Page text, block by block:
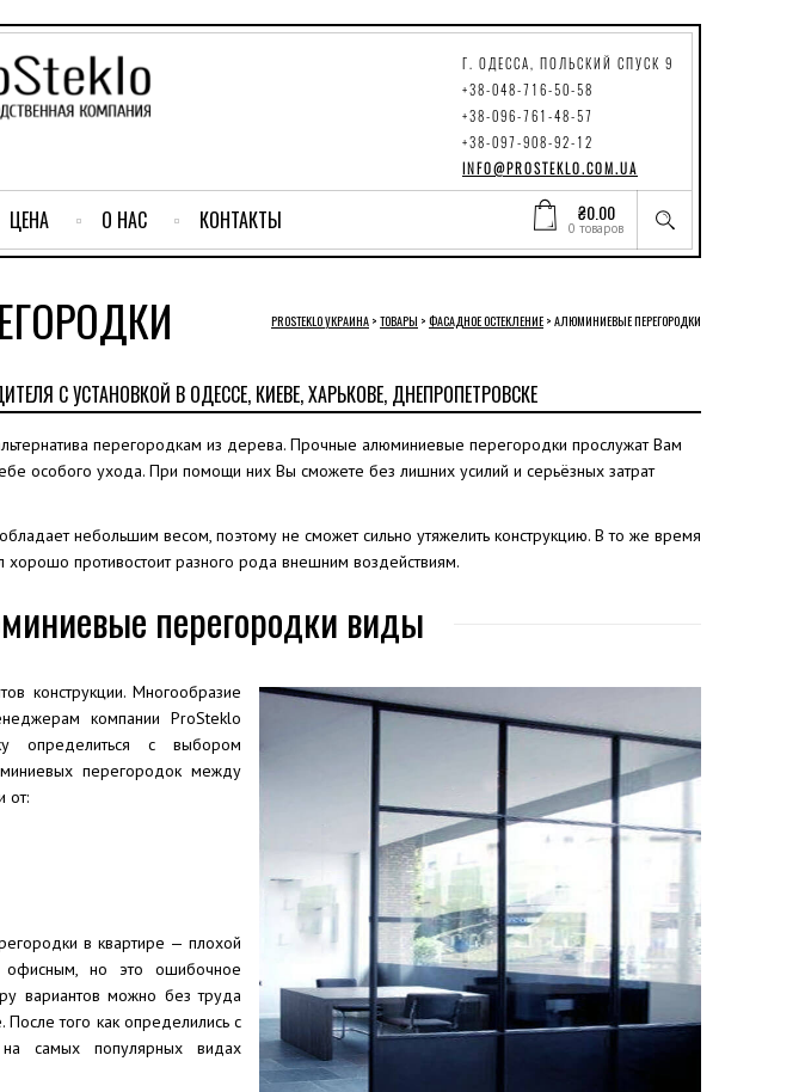
Г. ОДЕССА, ПОЛЬСКИЙ СПУСК 9
+38-048-716-50-58
+38-096-761-48-57
+38-097-908-92-12
INFO@PROSTEKLO.COM.UA
₴0.00
0 товаров
ЦЕНА О НАС КОНТАКТЫ
PROSTEKLO УКРАИНА > ТОВАРЫ > ФАСАДНОЕ ОСТЕКЛЕНИЕ > АЛЮМИНИЕВЫЕ ПЕРЕГОРОДКИ
С УСТАНОВКОЙ В ОДЕССЕ, КИЕВЕ, ХАРЬКОВЕ, ДНЕПРОПЕТРОВСКЕ
перегородкам из дерева. Прочные алюминиевые перегородки прослужат Вам
особого ухода. При помощи них Вы сможете без лишних усилий и серьёзных затрат
небольшим весом, поэтому не сможет сильно утяжелить конструкцию. В то же время
противостоит разного рода внешним воздействиям.
перегородки виды
конструкции. Многообразие
компании ProSteklo
определиться с выбором
перегородок между
от:
в квартире — плохой
офисным, но это ошибочное
вариантов можно без труда
того как определились с
на самых популярных видах